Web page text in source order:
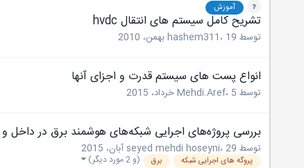
آموزش
تشریح کامل سیستم های انتقال hvdc
توسط hashem311، 19 بهمن، 2010
انواع پست های سیستم قدرت و اجزای آنها
توسط Mehdi.Aref، 5 خرداد، 2015
بررسی پروژه‌های اجرایی شبکه‌های هوشمند برق در داخل و
توسط seyed mehdi hoseyni،29 آبان، 2015
پروگه های اجرایی شبکه برق (و 2 مورد دیگر)